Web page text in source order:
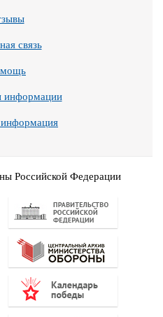
связь
информации
Российской Федерации